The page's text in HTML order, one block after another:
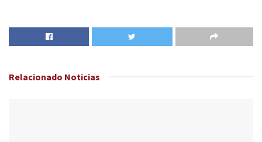
Relacionado Noticias